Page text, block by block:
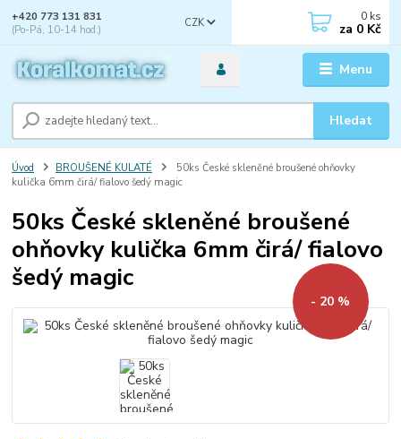
Menu
CZK
Hledat
+420 773 131 831
(Po-Pá, 10-14 hod.)
0 ks
za 0 Kč
Úvod BROUŠENÉ KULATÉ
50ks České skleněné broušené ohňovky
kulička 6mm čirá/ fialovo šedý magic
50ks České skleněné broušené
ohňovky kulička 6mm čirá/ fialovo
šedý magic
- 20 %